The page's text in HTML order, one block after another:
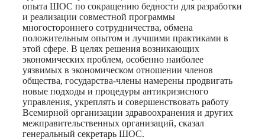
опыта ШОС по сокращению бедности для разработки
и реализации совместной программы
многостороннего сотрудничества, обмена
положительным опытом и лучшими практиками в
этой сфере. В целях решения возникающих
экономических проблем, особенно наиболее
уязвимых в экономическом отношении членов
общества, государства-члены намерены продвигать
новые подходы и процедуры антикризисного
управления, укреплять и совершенствовать работу
Всемирной организации здравоохранения и других
межправительственных организаций, сказал
генеральный секретарь ШОС.